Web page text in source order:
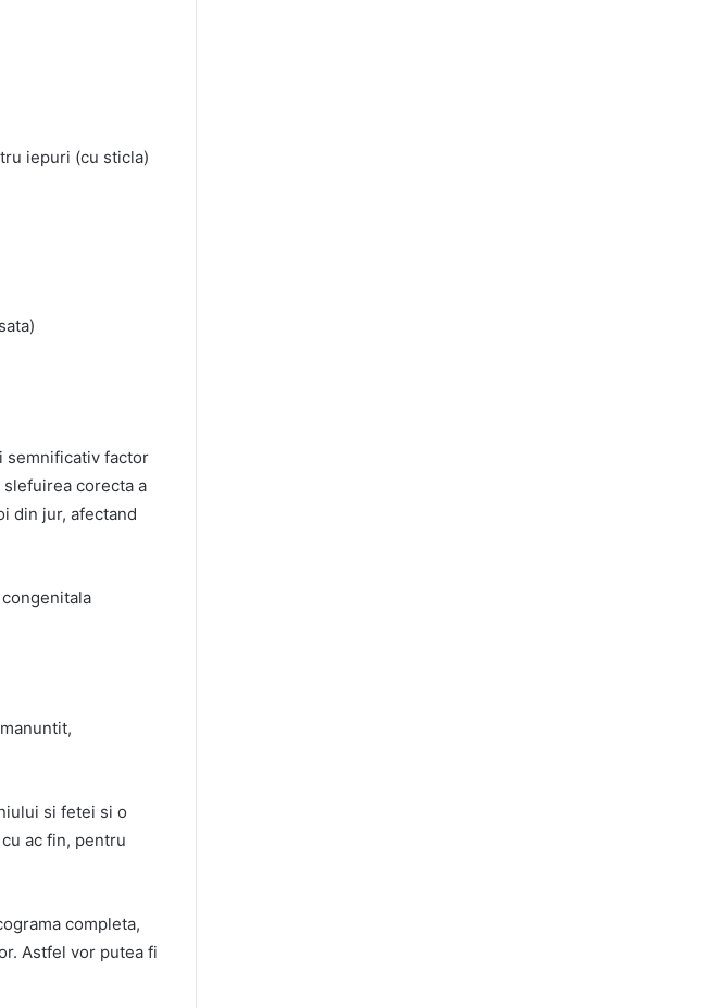
iepuri (cu sticla)
semnificativ factor
corecta a
din jur, afectand
si fetei si o
ac fin, pentru
completa,
Astfel vor putea fi